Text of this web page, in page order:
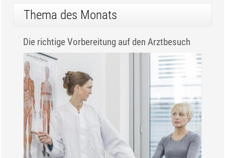
Thema des Monats
Die richtige Vorbereitung auf den Arztbesuch